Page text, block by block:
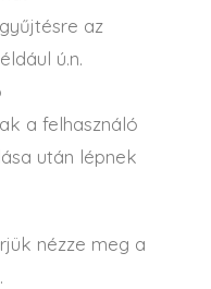
az
ú.n.
a felhasználó
után lépnek
nézze meg a